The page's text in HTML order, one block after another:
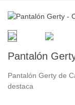
Pantalón
Pantalón Gerty de
destaca